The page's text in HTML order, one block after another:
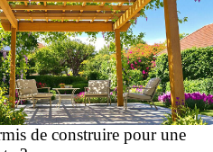
de construire pour une